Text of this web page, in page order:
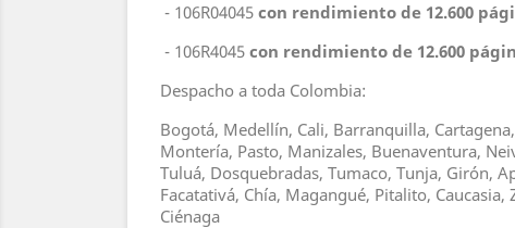
- 106R04045 con rendimiento de 12.600
- 106R4045 con rendimiento de 12.600
Despacho a toda Colombia:
Bogotá, Medellín, Cali, Barranquilla,
Montería, Pasto, Manizales, Buenaventura,
Tuluá, Dosquebradas, Tumaco, Tunja, Girón,
Facatativá, Chía, Magangué, Pitalito,
Ciénaga